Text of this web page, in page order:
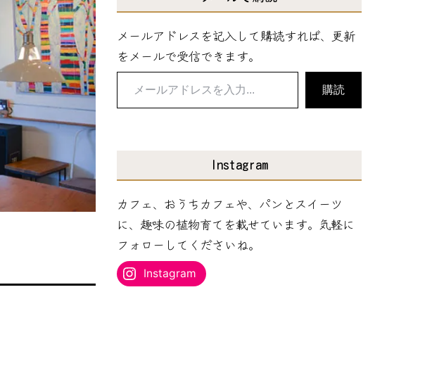
メールアドレスを記入して購読すれば、更新
をメールで受信できます。
ス
を
入
力...
購読
Instagram
カフェ、おうちカフェや、パンとスイーツ
に、趣味の植物育てを載せています。気軽に
フォローしてくださいね。
Instagram